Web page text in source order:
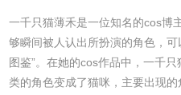
一千只猫薄禾是一位知名的cos博
够瞬间被人认出所扮演的角色，
图鉴”。在她的cos作品中，一千
类的角色变成了猫咪，主要出现